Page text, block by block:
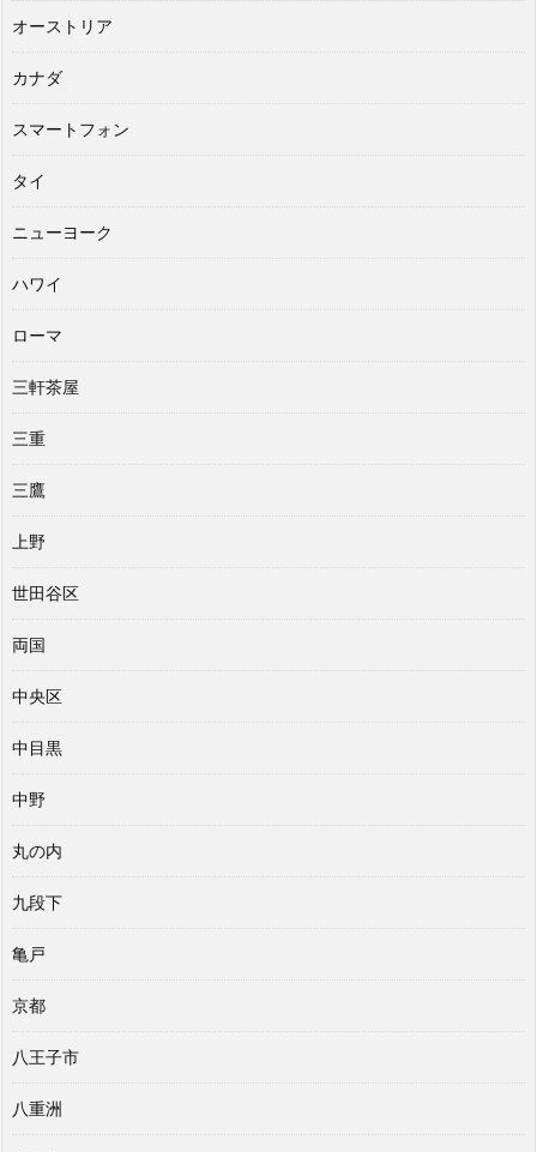
オーストリア
カナダ
スマートフォン
タイ
ニューヨーク
ハワイ
ローマ
三軒茶屋
三重
三鷹
上野
世田谷区
両国
中央区
中目黒
中野
丸の内
九段下
亀戸
京都
八王子市
八重洲